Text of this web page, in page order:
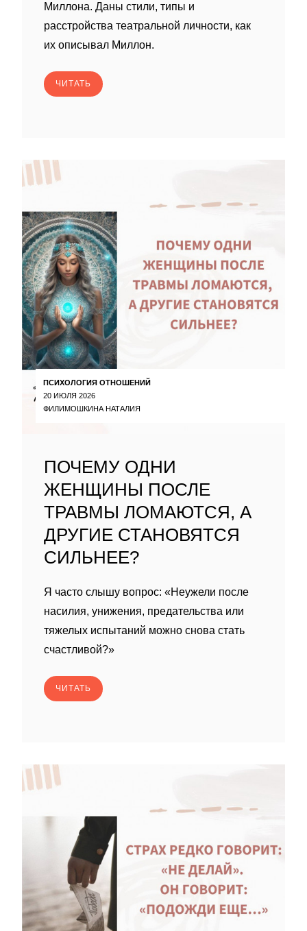
Миллона. Даны стили, типы и
расстройства театральной личности, как
их описывал Миллон.
ЧИТАТЬ
ПСИХОЛОГИЯ ОТНОШЕНИЙ
20 ИЮЛЯ 2026
ФИЛИМОШКИНА НАТАЛИЯ
ПОЧЕМУ ОДНИ
ЖЕНЩИНЫ ПОСЛЕ
ТРАВМЫ ЛОМАЮТСЯ, А
ДРУГИЕ СТАНОВЯТСЯ
СИЛЬНЕЕ?
Я часто слышу вопрос: «Неужели после
насилия, унижения, предательства или
тяжелых испытаний можно снова стать
счастливой?»
ЧИТАТЬ